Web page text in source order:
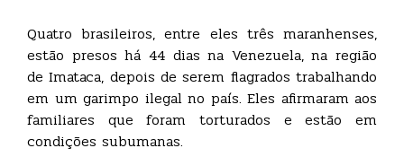
Quatro brasileiros, entre eles três maranhenses,
estão presos há 44 dias na Venezuela, na região
de Imataca, depois de serem flagrados trabalhando
em um garimpo ilegal no país. Eles afirmaram aos
familiares que foram torturados e estão em
condições subumanas.